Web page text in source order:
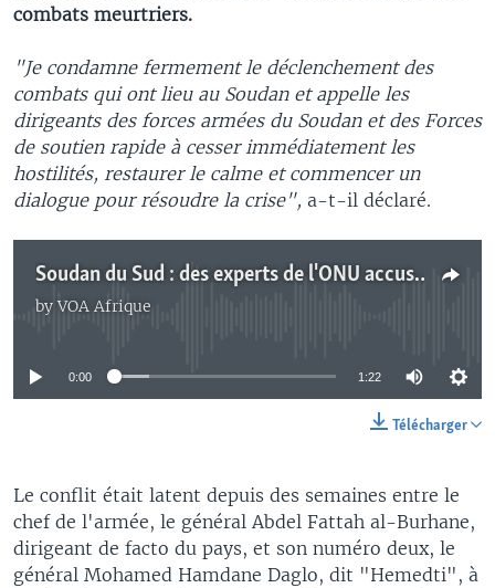
combats meurtriers.
"Je condamne fermement le déclenchement des
combats qui ont lieu au Soudan et appelle les
dirigeants des forces armées du Soudan et des Forces
de soutien rapide à cesser immédiatement les
hostilités, restaurer le calme et commencer un
dialogue pour résoudre la crise", a-t-il déclaré.
Soudan du Sud : des experts de l'ONU accusent des responsables de violations "graves" des droits humains
byVOA Afrique
No media source currently available
0:00 1:22
Télécharger
Le conflit était latent depuis des semaines entre le
chef de l'armée, le général Abdel Fattah al-Burhane,
dirigeant de facto du pays, et son numéro deux, le
général Mohamed Hamdane Daglo, dit "Hemedti", à